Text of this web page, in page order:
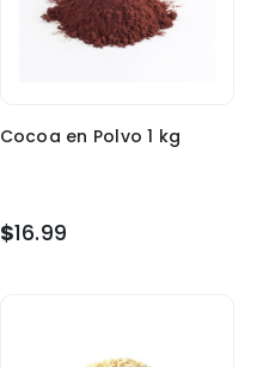
Cocoa en Polvo 1 kg
$16.99